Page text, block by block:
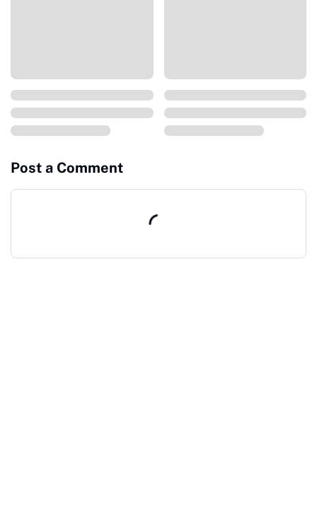
Post a Comment